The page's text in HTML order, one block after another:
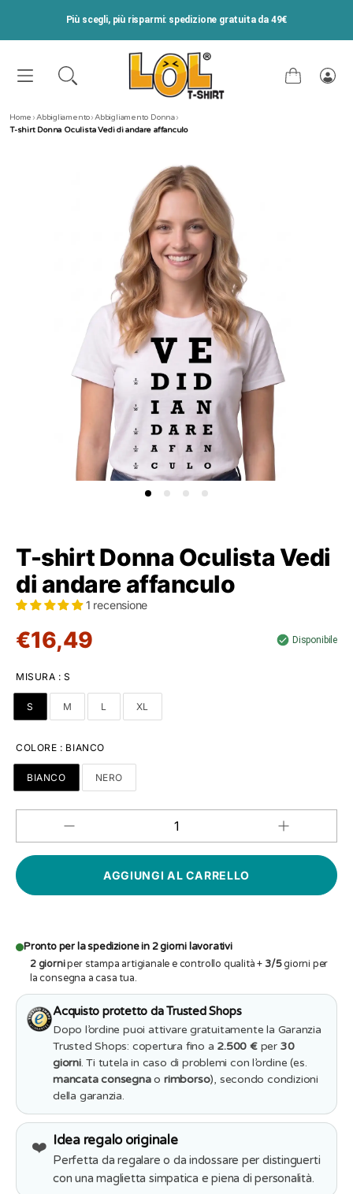
Più scegli, più risparmi: spedizione gratuita da 49€
Carrello
Home ›Abbigliamento›Abbigliamento Donna›
T-shirt Donna Oculista Vedi di andare affanculo
T-shirt Donna Oculista Vedi
di andare affanculo
1 recensione
€16,49 Disponibile
MISURA :S
S M L XL
COLORE : BIANCO
BIANCO NERO
Diminuisci
quantità
per
Donna
andare
Aumenta
Pronto per la spedizione in 2 giorni lavorativi
2 giorniper stampa artigianale e controllo qualità + 3/5giorni per
la consegna a casa tua.
Acquisto protetto da Trusted Shops
Dopo l’ordine puoi attivare gratuitamente la Garanzia
Trusted Shops: copertura fino a 2.500 €per 30
giorni. Ti tutela in caso di problemi con l’ordine (es.
mancata consegnaorimborso), secondo condizioni
della garanzia.
❤️ Idea regalo originale
Perfetta da regalare o da indossare per distinguerti
con una maglietta simpatica e piena di personalità.